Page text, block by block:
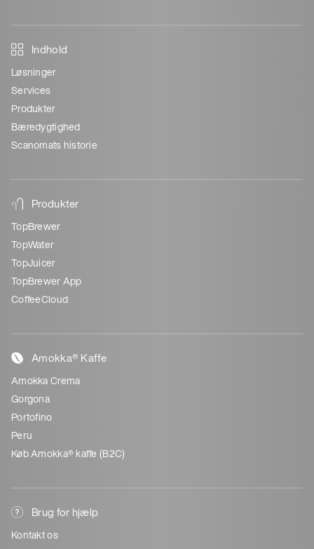
Indhold
Løsninger
Services
Produkter
Bæredygtighed
Scanomats historie
Produkter
TopBrewer
TopWater
TopJuicer
TopBrewer App
CoffeeCloud
Amokka® Kaffe
Amokka Crema
Gorgona
Portofino
Peru
Køb Amokka® kaffe (B2C)
Brug for hjælp
Kontakt os